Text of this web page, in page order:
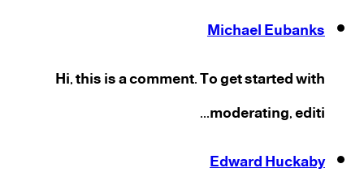
Michael Eubanks
Hi, this is a comment. To get started with
moderating, editi...
Edward Huckaby